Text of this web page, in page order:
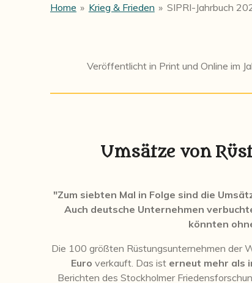
Home » Krieg & Frieden » SIPRI-Jahrbuch
Veröffentlicht in Print und Online im
Umsätze von
"Zum siebten Mal in Folge sind die
Auch deutsche Unternehmen
könnten
Die 100 größten Rüstungsunternehmen der
Euro verkauft. Das ist erneut mehr als
Berichten des Stockholmer